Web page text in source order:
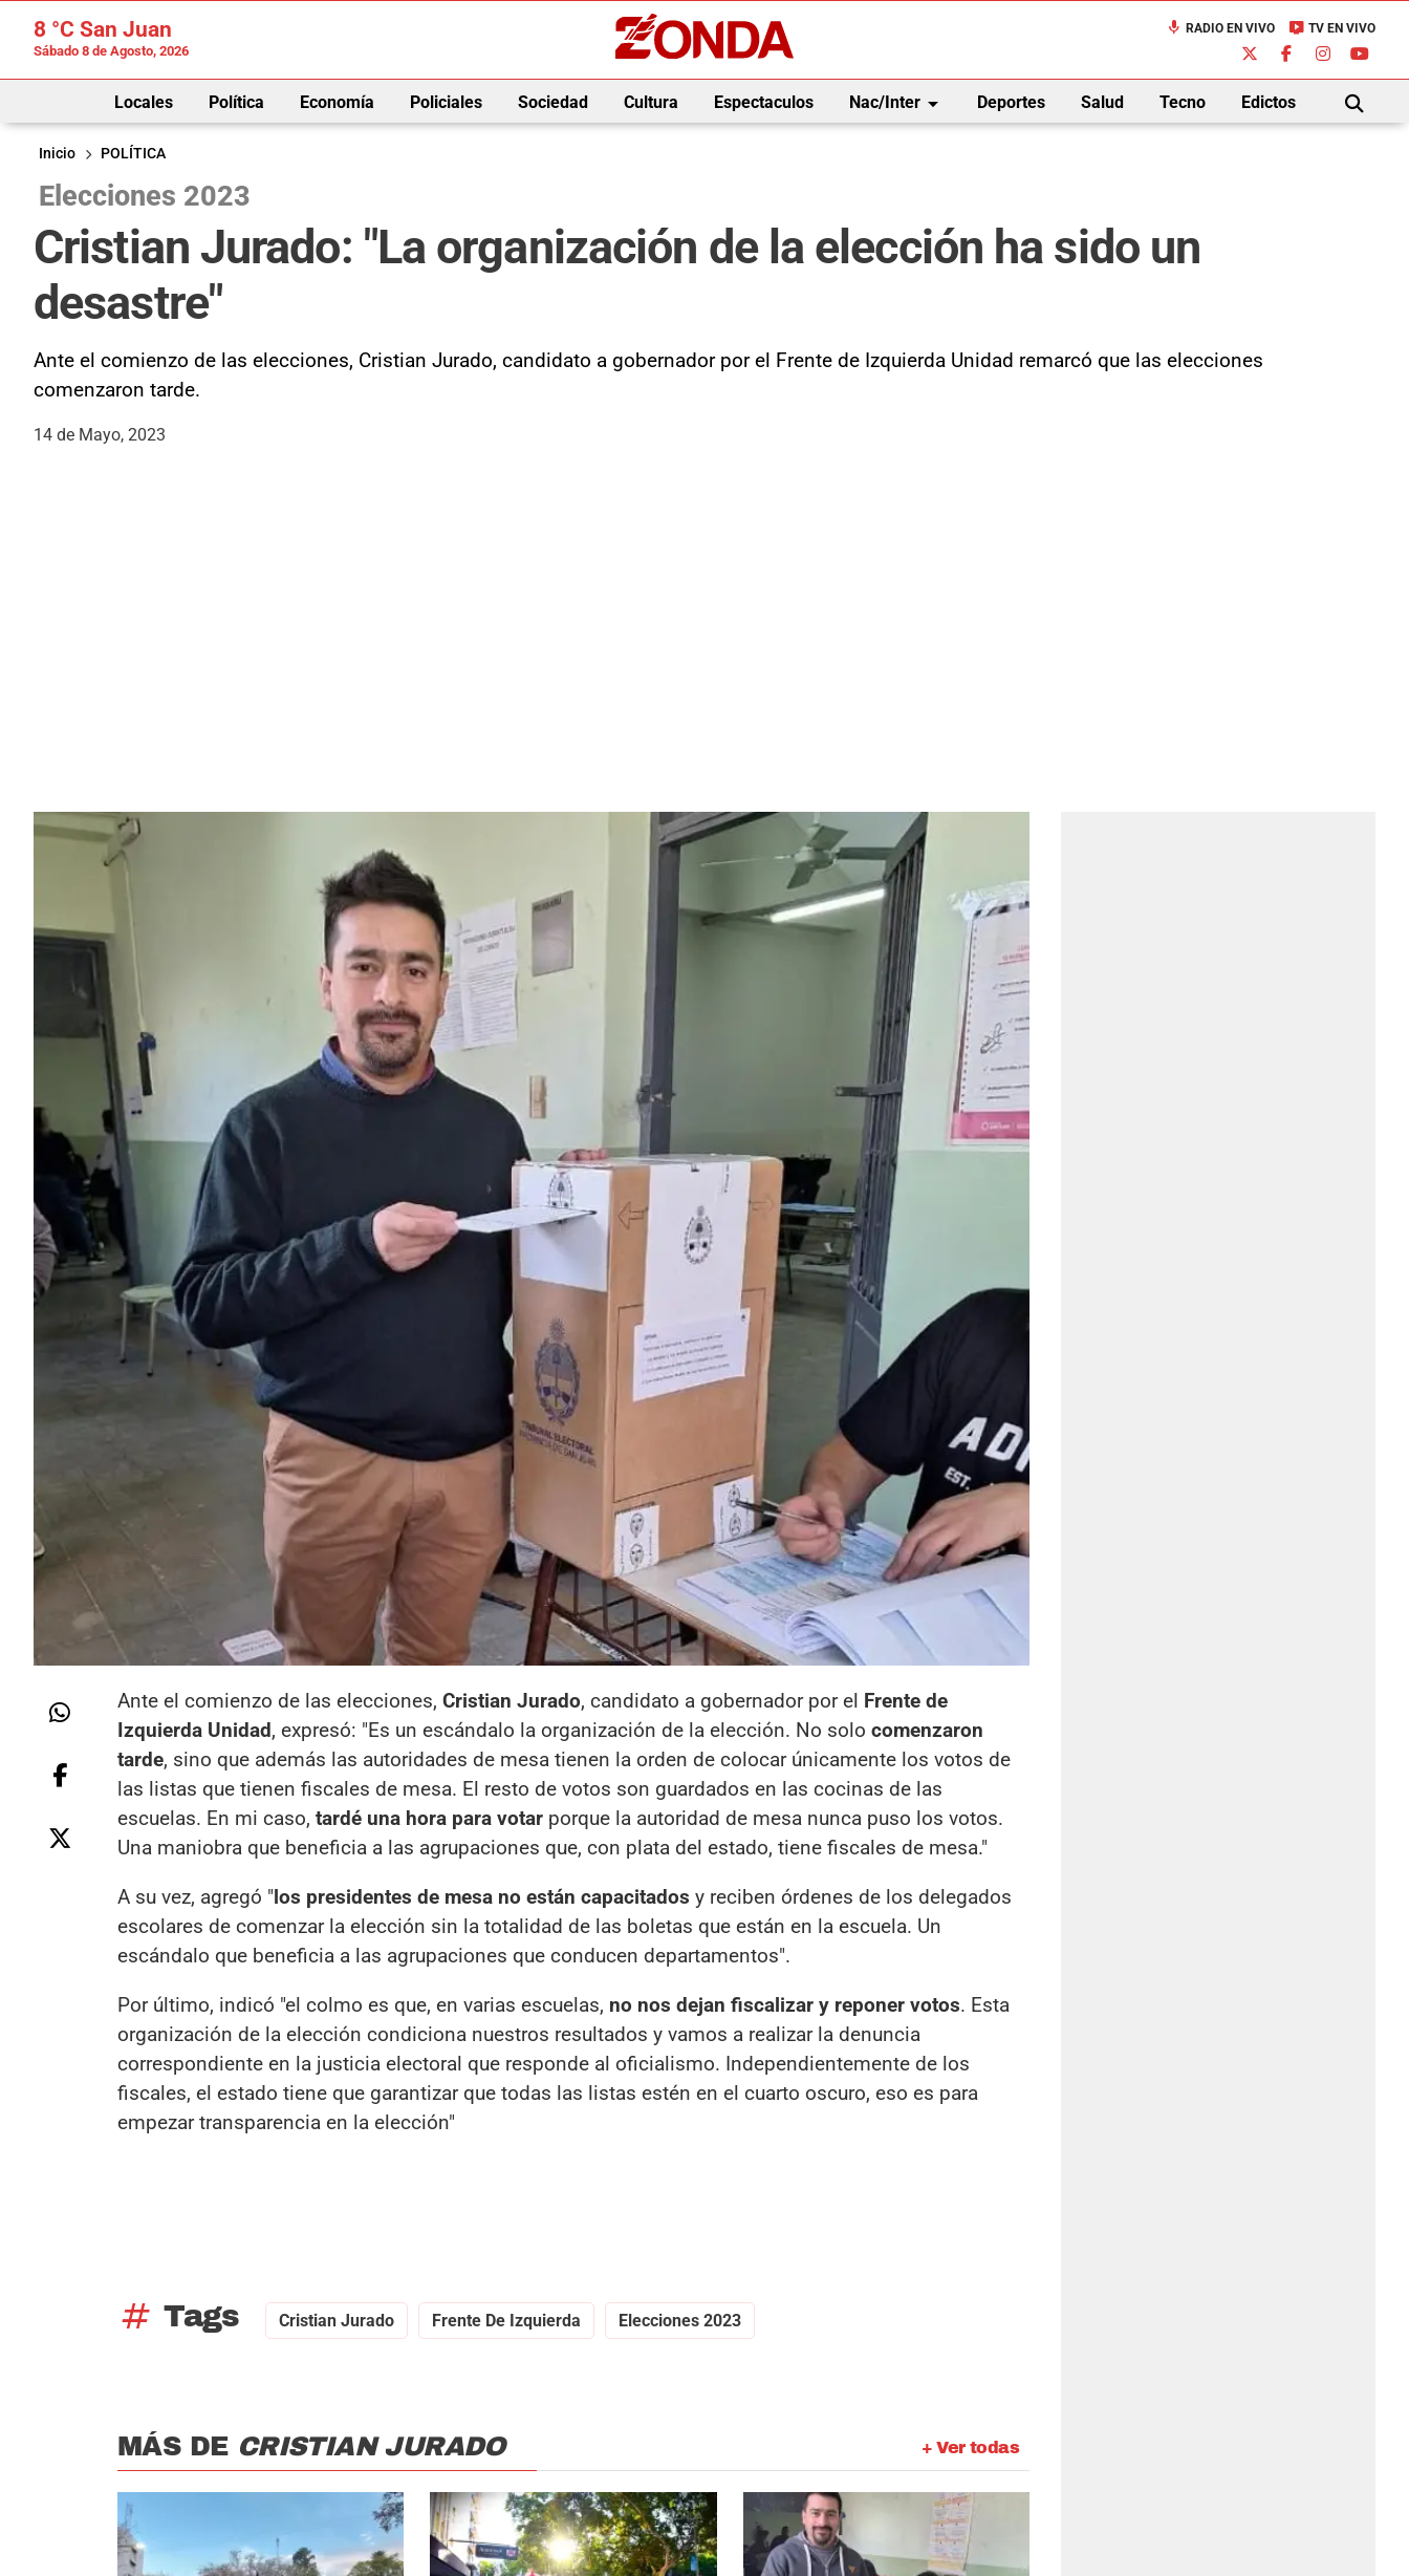
8 °C San Juan
Sábado 8 de Agosto, 2026
mic RADIO EN VIVO live_tv TV EN VIVO
Locales Política Economía Policiales Sociedad Cultura Espectaculos Nac/Interarrow_drop_down Deportes Salud Tecno Edictos
BUSCAR
Inicio
POLÍTICA
Elecciones 2023
Cristian Jurado: "La organización de la elección ha sido un
desastre"
Ante el comienzo de las elecciones, Cristian Jurado, candidato a gobernador por el Frente de Izquierda Unidad remarcó que las elecciones
comenzaron tarde.
14 de Mayo, 2023
Ante el comienzo de las elecciones, Cristian Jurado, candidato a gobernador por el Frente de
Izquierda Unidad, expresó: "Es un escándalo la organización de la elección. No solo comenzaron
tarde, sino que además las autoridades de mesa tienen la orden de colocar únicamente los votos de
las listas que tienen fiscales de mesa. El resto de votos son guardados en las cocinas de las
escuelas. En mi caso, tardé una hora para votar porque la autoridad de mesa nunca puso los votos.
Una maniobra que beneficia a las agrupaciones que, con plata del estado, tiene fiscales de mesa."
A su vez, agregó "los presidentes de mesa no están capacitados y reciben órdenes de los delegados
escolares de comenzar la elección sin la totalidad de las boletas que están en la escuela. Un
escándalo que beneficia a las agrupaciones que conducen departamentos".
Por último, indicó "el colmo es que, en varias escuelas, no nos dejan fiscalizar y reponer votos. Esta
organización de la elección condiciona nuestros resultados y vamos a realizar la denuncia
correspondiente en la justicia electoral que responde al oficialismo. Independientemente de los
fiscales, el estado tiene que garantizar que todas las listas estén en el cuarto oscuro, eso es para
empezar transparencia en la elección"
tag Tags Cristian Jurado Frente De Izquierda Elecciones 2023
+ Ver todas
MÁS DE CRISTIAN JURADO